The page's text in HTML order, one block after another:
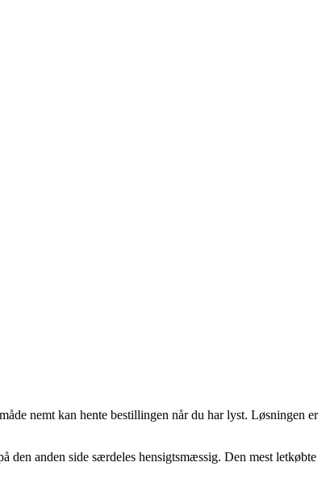
nemt kan hente bestillingen når du har lyst. Løsningen er
den anden side særdeles hensigtsmæssig. Den mest letkøbte